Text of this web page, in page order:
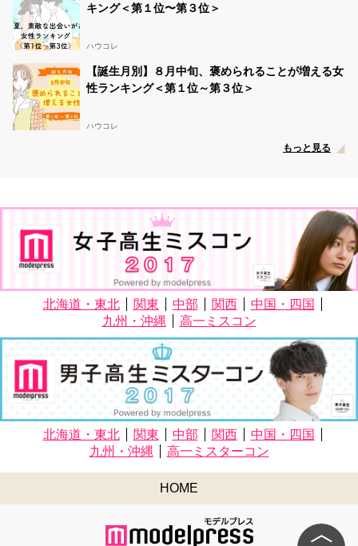
キング＜第１位〜第３位＞
ハウコレ
【誕生月別】８月中旬、褒められることが増える女
性ランキング＜第１位～第３位＞
ハウコレ
もっと見る
北海道・東北 関東 中部 関西
中国・四国
九州・沖縄
高一ミスコン
北海道・東北 関東 中部 関西
中国・四国
九州・沖縄
高一ミスターコン
HOME